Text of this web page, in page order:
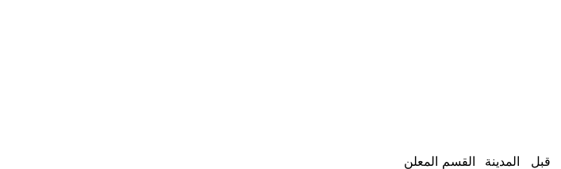
المعلن القسم المدينة
قبل